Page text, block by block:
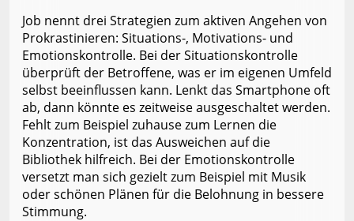
Job nennt drei Strategien zum aktiven Angehen von
Prokrastinieren: Situations-, Motivations- und
Emotionskontrolle. Bei der Situationskontrolle
überprüft der Betroffene, was er im eigenen Umfeld
selbst beeinflussen kann. Lenkt das Smartphone oft
ab, dann könnte es zeitweise ausgeschaltet werden.
Fehlt zum Beispiel zuhause zum Lernen die
Konzentration, ist das Ausweichen auf die
Bibliothek hilfreich. Bei der Emotionskontrolle
versetzt man sich gezielt zum Beispiel mit Musik
oder schönen Plänen für die Belohnung in bessere
Stimmung.